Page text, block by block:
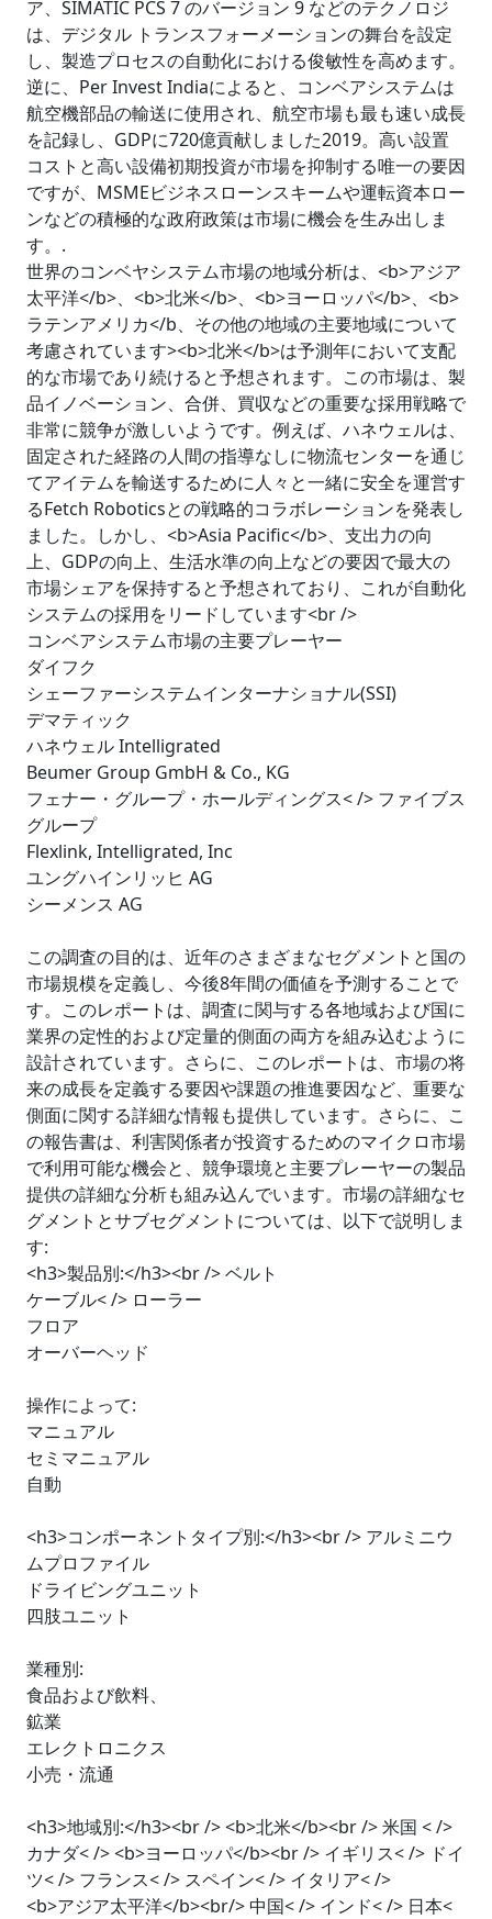
ア、SIMATIC PCS 7 のバージョン 9 などのテクノロジ
は、デジタル トランスフォーメーションの舞台を設定
し、製造プロセスの自動化における俊敏性を高めます。
逆に、Per Invest Indiaによると、コンベアシステムは
航空機部品の輸送に使用され、航空市場も最も速い成長
を記録し、GDPに720億貢献しました2019。高い設置
コストと高い設備初期投資が市場を抑制する唯一の要因
ですが、MSMEビジネスローンスキームや運転資本ロー
ンなどの積極的な政府政策は市場に機会を生み出しま
す。.
世界のコンベヤシステム市場の地域分析は、<b>アジア
太平洋</b>、<b>北米</b>、<b>ヨーロッパ</b>、<b>
ラテンアメリカ</b、その他の地域の主要地域について
考慮されています><b>北米</b>は予測年において支配
的な市場であり続けると予想されます。この市場は、製
品イノベーション、合併、買収などの重要な採用戦略で
非常に競争が激しいようです。例えば、ハネウェルは、
固定された経路の人間の指導なしに物流センターを通じ
てアイテムを輸送するために人々と一緒に安全を運営す
るFetch Roboticsとの戦略的コラボレーションを発表し
ました。しかし、<b>Asia Pacific</b>、支出力の向
上、GDPの向上、生活水準の向上などの要因で最大の
市場シェアを保持すると予想されており、これが自動化
システムの採用をリードしています<br />
コンベアシステム市場の主要プレーヤー
ダイフク
シェーファーシステムインターナショナル(SSI)
デマティック
ハネウェル Intelligrated
Beumer Group GmbH & Co., KG
フェナー・グループ・ホールディングス< /> ファイブス
グループ
Flexlink, Intelligrated, Inc
ユングハインリッヒ AG
シーメンス AG
この調査の目的は、近年のさまざまなセグメントと国の
市場規模を定義し、今後8年間の価値を予測することで
す。このレポートは、調査に関与する各地域および国に
業界の定性的および定量的側面の両方を組み込むように
設計されています。さらに、このレポートは、市場の将
来の成長を定義する要因や課題の推進要因など、重要な
側面に関する詳細な情報も提供しています。さらに、こ
の報告書は、利害関係者が投資するためのマイクロ市場
で利用可能な機会と、競争環境と主要プレーヤーの製品
提供の詳細な分析も組み込んでいます。市場の詳細なセ
グメントとサブセグメントについては、以下で説明しま
す:
<h3>製品別:</h3><br /> ベルト
ケーブル< /> ローラー
フロア
オーバーヘッド
操作によって:
マニュアル
セミマニュアル
自動
<h3>コンポーネントタイプ別:</h3><br /> アルミニウ
ムプロファイル
ドライビングユニット
四肢ユニット
業種別:
食品および飲料、
鉱業
エレクトロニクス
小売・流通
<h3>地域別:</h3><br /> <b>北米</b><br /> 米国 < />
カナダ< /> <b>ヨーロッパ</b><br /> イギリス< /> ドイ
ツ< /> フランス< /> スペイン< /> イタリア< />
<b>アジア太平洋</b><br/> 中国< /> インド< /> 日本<